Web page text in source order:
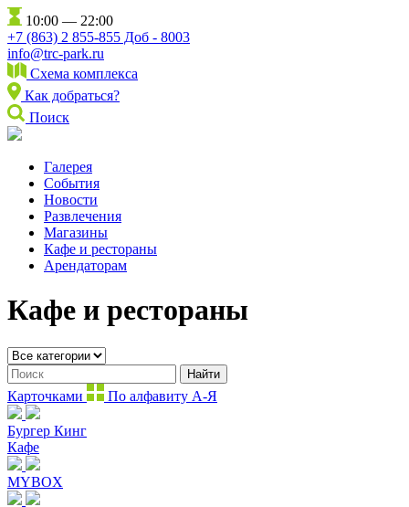
10:00 — 22:00
+7 (863) 2 855-855 Доб - 8003
info@trc-park.ru
Схема комплекса
Как добраться?
Поиск
Галерея
События
Новости
Развлечения
Магазины
Кафе и рестораны
Арендаторам
Кафе и рестораны
Найти
Карточками По алфавиту А-Я
Бургер Кинг
Кафе
MYBOX